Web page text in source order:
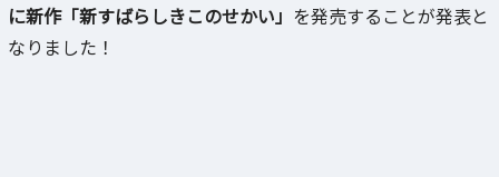
に新作「新すばらしきこのせかい」 を発売することが発表と
なりました！